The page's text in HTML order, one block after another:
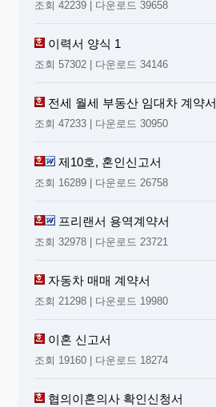
조회 42239 | 다운로드 39658
이력서 양식 1
조회 57302 | 다운로드 34146
전세 월세 부동산 임대차 계약서
조회 47233 | 다운로드 30950
제10호, 혼인신고서
조회 16289 | 다운로드 26758
프리랜서 용역계약서
조회 32978 | 다운로드 23721
자동차 매매 계약서
조회 21298 | 다운로드 19980
이혼 신고서
조회 19160 | 다운로드 18274
협의이혼의사 확인신청서